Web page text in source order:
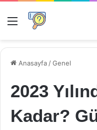
Menü
Anasayfa /Genel
2023
Kadar?